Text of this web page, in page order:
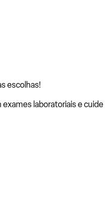
escolhas!
laboratoriais e cuide